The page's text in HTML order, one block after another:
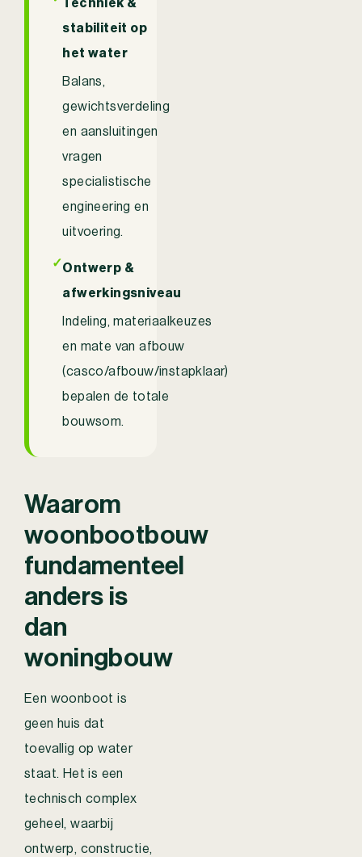
Techniek &
stabiliteit op
het water
Balans,
gewichtsverdeling
en aansluitingen
vragen
specialistische
engineering en
uitvoering.
✓Ontwerp &
afwerkingsniveau
Indeling, materiaalkeuzes
en mate van afbouw
(casco/afbouw/instapklaar)
bepalen de totale
bouwsom.
Waarom
woonbootbouw
fundamenteel
anders is
dan
woningbouw
Een woonboot is
geen huis dat
toevallig op water
staat. Het is een
technisch complex
geheel, waarbij
ontwerp, constructie,